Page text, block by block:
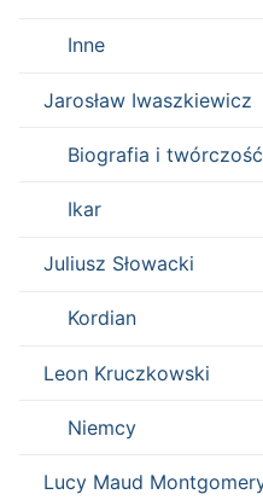
Inne
Jarosław Iwaszkiewicz
Biografia i twórczość
Ikar
Juliusz Słowacki
Kordian
Leon Kruczkowski
Niemcy
Lucy Maud